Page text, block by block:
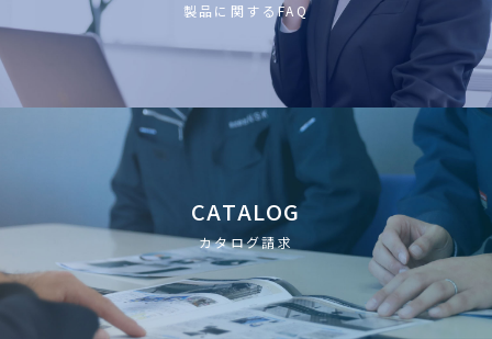
製品に関するFAQ
CATALOG
カタログ請求